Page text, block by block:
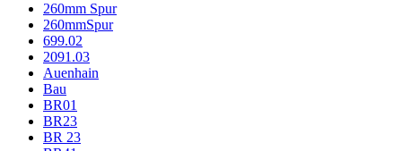
260mm Spur
260mmSpur
699.02
2091.03
Auenhain
Bau
BR01
BR23
BR 23